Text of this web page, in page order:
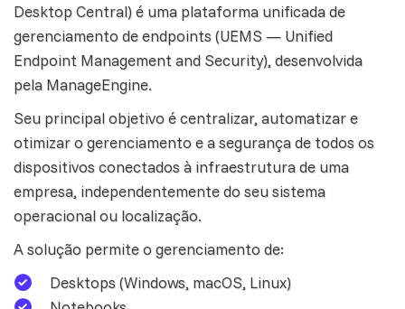
Desktop Central) é uma plataforma unificada de
gerenciamento de endpoints (UEMS — Unified
Endpoint Management and Security), desenvolvida
pela ManageEngine.
Seu principal objetivo é centralizar, automatizar e
otimizar o gerenciamento e a segurança de todos os
dispositivos conectados à infraestrutura de uma
empresa, independentemente do seu sistema
operacional ou localização.
A solução permite o gerenciamento de:
Desktops (Windows, macOS, Linux)